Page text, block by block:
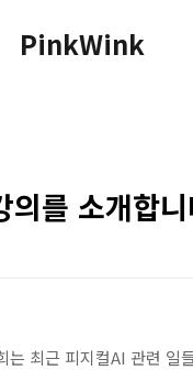
PinkWink
를 소개합
최근 피지컬AI 관련 일